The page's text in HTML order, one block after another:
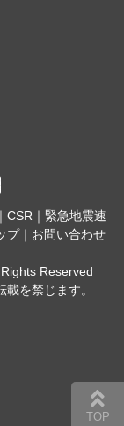
｜ CSR｜ 緊急地震速
プ｜ お問い合わせ
Reserved
を禁じます。